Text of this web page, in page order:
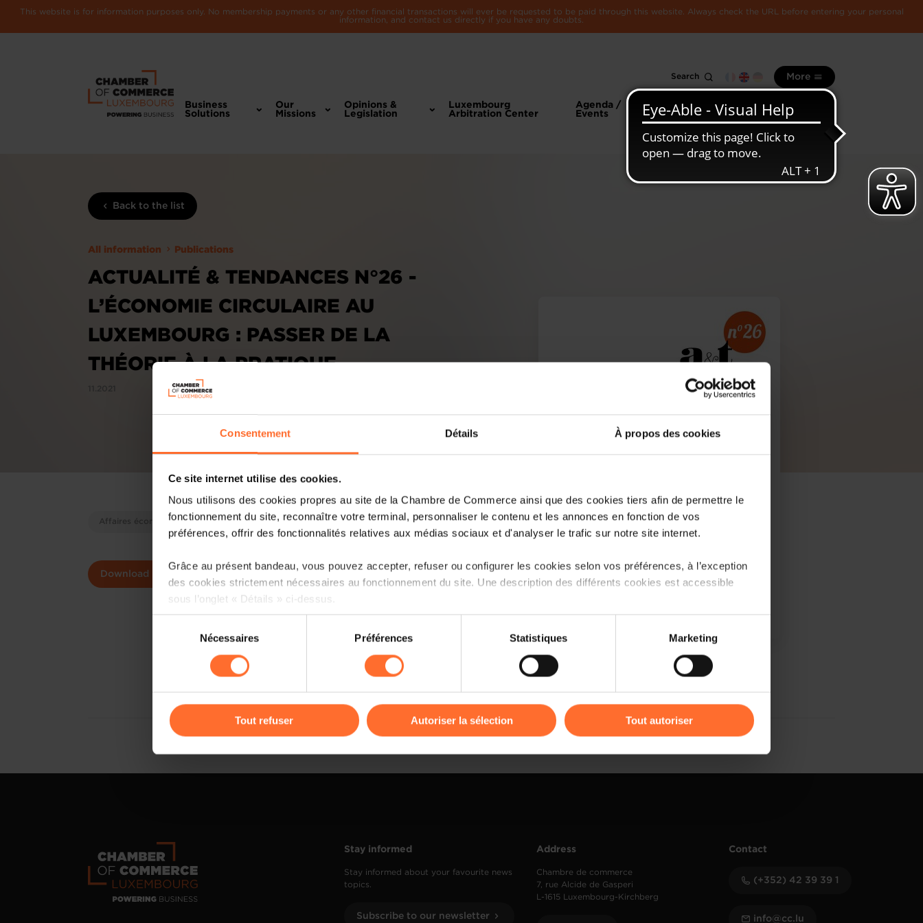
Consentement Détails À propos des cookies
Ce site internet utilise des cookies.
Nous utilisons des cookies propres au site de la Chambre de Commerce ainsi que des cookies tiers afin de permettre le
fonctionnement du site, reconnaître votre terminal, personnaliser le contenu et les annonces en fonction de vos
préférences, offrir des fonctionnalités relatives aux médias sociaux et d'analyser le trafic sur notre site internet.
Grâce au présent bandeau, vous pouvez accepter, refuser ou configurer les cookies selon vos préférences, à l’exception
des cookies strictement nécessaires au fonctionnement du site. Une description des différents cookies est accessible
sous l’onglet « Détails » ci-dessus.
Il est précisé que la navigation sur le site et certaines fonctionnalités (ex : lecture de vidéos, partage sur les réseaux
cas de refus de tous les cookies ou des cookies non nécessaires.
gauche de chaque page.
consentement
Nécessaires Préférences Statistiques Marketing
Tout refuser Autoriser la sélection Tout autoriser
This website is for information purposes only. No membership payments or any other financial transactions will ever be requested to be paid through this website. Always check the URL before entering your personal
information, and contact us directly if you have any doubts.
Search More
Business
Solutions
Our
Missions
Opinions &
Legislation
Luxembourg
Arbitration Center
Agenda /
Events
information
Luxembourg
economy
Back to the list
All information Publications
ACTUALITÉ & TENDANCES N°26 -
L’ÉCONOMIE CIRCULAIRE AU
LUXEMBOURG : PASSER DE LA
THÉORIE À LA PRATIQUE
Affaires économiques RSE
Download Order print version
PDF, 6.5 MB
Stay informed
Stay informed about your favourite news
topics.
Subscribe to our newsletter
Address
Chambre de commerce
7, rue Alcide de Gasperi
L-1615 Luxembourg-Kirchberg
Contact
(+352) 42 39 39 1
info@cc.lu